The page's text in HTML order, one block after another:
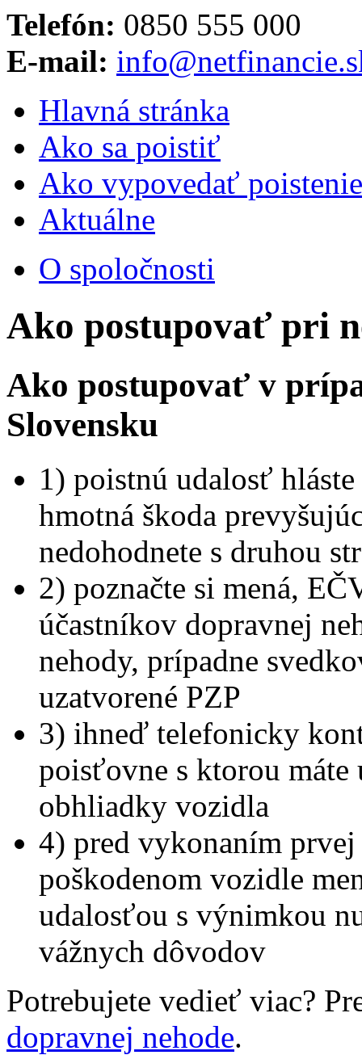
Telefón: 0850 555 000
E-mail:
Hlavná stránka
Ako sa poistiť
Ako vypovedať poistenie
Aktuálne
O spoločnosti
Ako postupovať pri
Ako postupovať v
Slovensku
1) poistnú udalosť
hmotná škoda
nedohodnete s druhou
2) poznačte si mená,
účastníkov dopravnej
nehody, prípadne
uzatvorené PZP
3) ihneď telefonicky
poisťovne s ktorou máte
obhliadky vozidla
4) pred vykonaním
poškodenom vozidle
udalosťou s výnimkou
vážnych dôvodov
Potrebujete vedieť viac?
dopravnej nehode.